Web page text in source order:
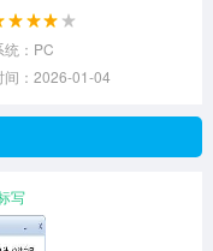
统：PC
间：2026-01-04
写